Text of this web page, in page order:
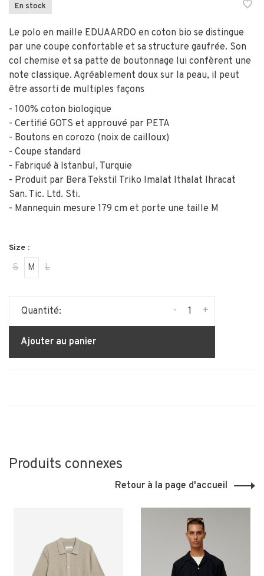
En stock
Le polo en maille EDUAARDO en coton bio se distingue
par une coupe confortable et sa structure gaufrée. Son
col chemise et sa patte de boutonnage lui confèrent une
note classique. Agréablement doux sur la peau, il peut
être assorti de multiples façons
- 100% coton biologique
- Certifié GOTS et approuvé par PETA
- Boutons en corozo (noix de cailloux)
- Coupe standard
- Fabriqué à Istanbul, Turquie
- Produit par Bera Tekstil Triko Imalat Ithalat Ihracat
San. Tic. Ltd. Sti.
- Mannequin mesure 179 cm et porte une taille M
Size :
S M L
Quantité: +
-
Ajouter au panier
Produits connexes
Retour à la page d'accueil